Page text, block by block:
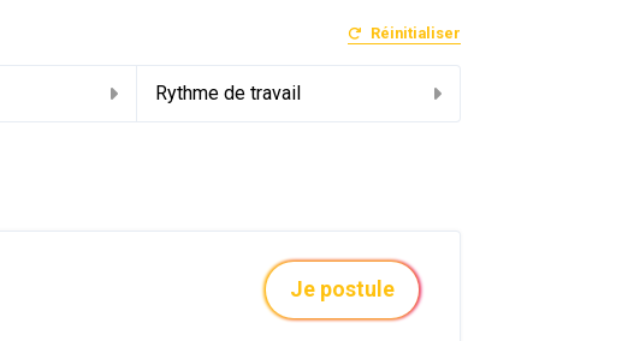
Réinitialiser
Rythme de travail
Je postule